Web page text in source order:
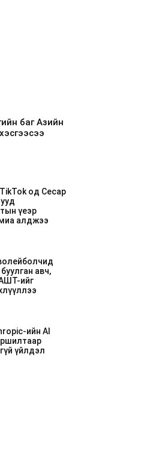
баг Азийн
од Сесар
үеэр
алджээ
авч,
ийг
ийн AI
үйлдэл